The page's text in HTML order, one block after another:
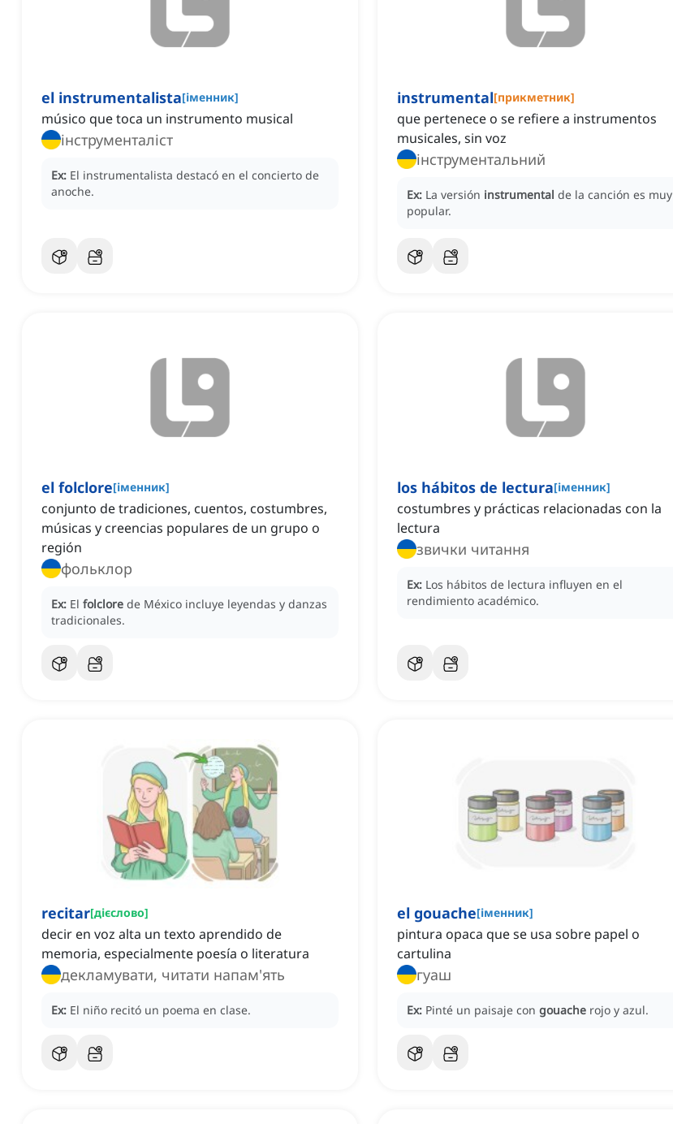
el instrumentalista[іменник]
músico que toca un instrumento musical
інструменталіст
Ex: El instrumentalista destacó en el concierto de
anoche.
instrumental[прикметник]
que pertenece o se refiere a instrumentos
musicales, sin voz
інструментальний
Ex: La versión instrumental de la canción es muy
popular.
el folclore[іменник]
conjunto de tradiciones, cuentos, costumbres,
músicas y creencias populares de un grupo o
región
фольклор
Ex: El folclore de México incluye leyendas y danzas
tradicionales.
los hábitos de lectura[іменник]
costumbres y prácticas relacionadas con la
lectura
звички читання
Ex: Los hábitos de lectura influyen en el
rendimiento académico.
recitar[дієслово]
decir en voz alta un texto aprendido de
memoria, especialmente poesía o literatura
декламувати, читати напам'ять
Ex: El niño recitó un poema en clase.
el gouache[іменник]
pintura opaca que se usa sobre papel o
cartulina
гуаш
Ex: Pinté un paisaje con gouache rojo y azul.